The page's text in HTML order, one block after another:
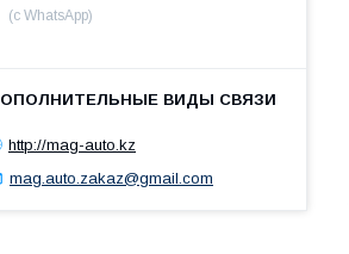
(с WhatsApp)
http://mag-auto.kz
mag.auto.zakaz@gmail.com